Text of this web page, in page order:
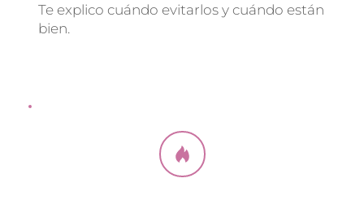
Te explico cuándo evitarlos y cuándo están
bien.